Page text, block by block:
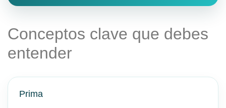
Conceptos clave que debes
entender
Prima